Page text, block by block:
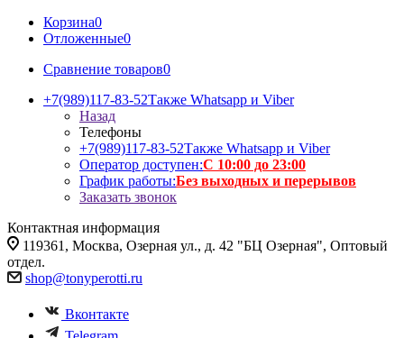
Корзина0
Отложенные0
Сравнение товаров0
+7(989)117-83-52Также Whatsapp и Viber
Назад
Телефоны
+7(989)117-83-52Также Whatsapp и Viber
Оператор доступен:С 10:00 до 23:00
График работы:Без выходных и перерывов
Заказать звонок
Контактная информация
119361, Москва, Озерная ул., д. 42 "БЦ Озерная", Оптовый
отдел.
shop@tonyperotti.ru
Вконтакте